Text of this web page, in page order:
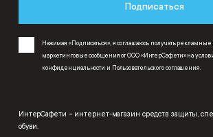
Подписаться
Нажимая «Подписаться», я соглашаюсь получать
маркетинговые сообщения от ООО «ИнтерСафети» на
конфиденциальности и Пользовательского соглашения.
ИнтерСафети – интернет-магазин средств защиты,
обуви.